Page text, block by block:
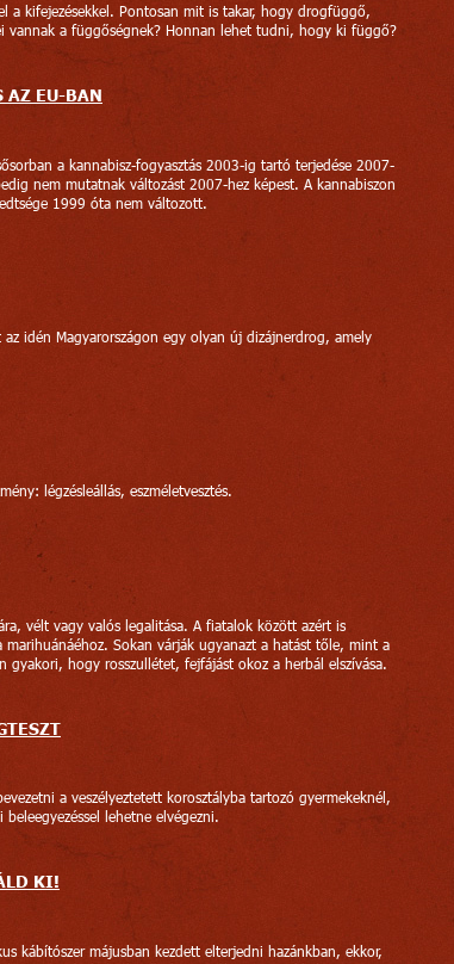
a kifejezésekkel. Pontosan mit is takar, hogy drogfüggő,
vannak a függőségnek? Honnan lehet tudni, hogy ki függő?
AZ EU-BAN
a kannabisz-fogyasztás 2003-ig tartó terjedése 2007-
nem mutatnak változást 2007-hez képest. A kannabiszon
1999 óta nem változott.
idén Magyarországon egy olyan új dizájnerdrog, amely
légzésleállás, eszméletvesztés.
vélt vagy valós legalitása. A fiatalok között azért is
Sokan várják ugyanazt a hatást tőle, mint a
hogy rosszullétet, fejfájást okoz a herbál elszívása.
a veszélyeztetett korosztályba tartozó gyermekeknél,
lehetne elvégezni.
KI!
kábítószer májusban kezdett elterjedni hazánkban, ekkor,